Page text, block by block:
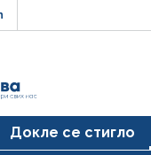
Докле се стигло